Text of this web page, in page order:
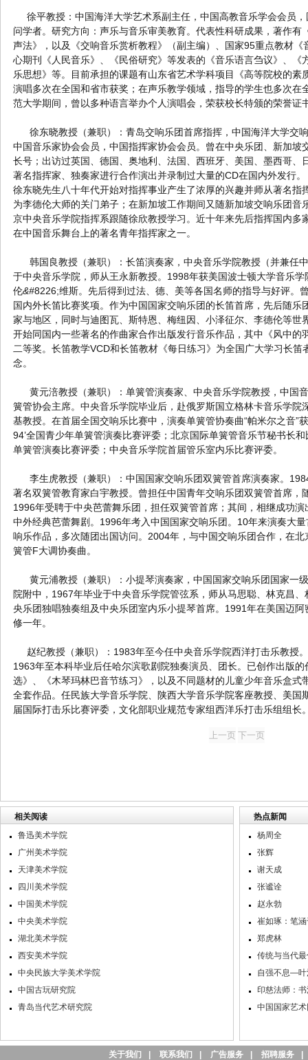
徐平教授：中国海洋大学艺术系副主任，中国高教音乐学会会员
问学者。研究方向：声乐与音乐审美教育。代表性科研成果，著作有
声法》，以及《交响音乐赏析教程》（副主编）、国家95重点教材
心期刊《人民音乐》、《民俗研究》等发表的《音乐语言刍议》、《
乐思想》等。目前承担的课题有山东省艺术学科项目《高等院校的素
演唱多次在全国和省市获奖；在声乐教学领域，指导的学生也多次在
范大学期间，曾以多种语言举办个人演唱会，荣获校长特颁的荣誉证
徐东晓教授（兼职）：青岛交响乐团首席指挥，中国海洋大学交
中国音乐家协会会员，中国指挥家协会会员。曾在中央乐团、新加坡
长号；出访过英国、德国、奥地利、法国、西班牙、美国、墨西哥、
著名指挥家、独奏家进行合作演出并录制过大量的CD在国内外发行。
徐东晓先生八十年代开始对指挥事业产生了浓厚的兴趣并师从著名指
为李德伦大师的关门弟子；在新加坡工作期间又随新加坡交响乐团音
京中央音乐学院指挥系跟随徐欣教授学习。近十年来先后指挥国内多
在中国音乐舞台上的著名青年指挥家之一。
韩国良教授（兼职）：长笛演奏家，中央音乐学院教授（并兼任
于中央音乐学院，师从王永新教授。1998年获美国波士顿大学音乐
伦&#8226;维斯。先后得到过法、德、美等各国名师的指导与好评。
国内外长笛比赛奖项。作为中国国家交响乐团的长笛首席，先后随乐
家与地区，同时与迪图瓦、斯特恩、梅纽因、小泽征尔、李德伦等世
开始同国内一些著名的作曲家合作出版发行音乐作品，其中《风中的
二等奖。长笛教学VCD和长笛教材《每日练习》为全国广大学习长
念。
黄元涪教授（兼职）：单簧管演奏家、中央音乐学院教授，中国
簧管协会主席。中央音乐学院毕业后，赴俄罗斯国立格林卡音乐学院
基教授。在首届全国交响乐比赛中，演奏单簧管协奏曲“帕米尔之音”
94’全国青少年单簧管演奏比赛评委；北京国际单簧管音乐节秘书长
单簧管演奏比赛评委；中央音乐学院首届管乐室内乐比赛评委。
李生虎教授（兼职）：中国国家交响乐团双簧管首席演奏家。
著名双簧管教育家白宇教授。曾担任中国青年交响乐团双簧管首席，
1996年受聘于中央芭蕾舞乐团，担任双簧管首席；其间，相继成功演
中外经典芭蕾舞剧。1996年考入中国国家交响乐团。10年来演奏大
响乐作品，多次随团出国访问。2004年，与中国交响乐团合作，在
簧管F大调协奏曲。
黄元浦教授（兼职）：小提琴演奏家，中国国家交响乐团国家一
院附中，1967年毕业于中央音乐学院管弦系，师从马思聪、林克昌
央乐团独唱独奏组及中央乐团室内乐小提琴首席。1991年在美国迈
修一年。
赵纪教授（兼职）：1983年至今任中央音乐学院西洋打击乐教授
1963年至本科毕业后任哈尔滨歌剧院独奏演员、团长。已创作出版
选》、《木琴玛林巴音节练习》，以及不同题材的儿童少年音乐盒式
全套作品。任民族大学音乐学院、陕西大学音乐学院客座教授、美国
届国际打击乐比赛评委，文化部职业规范专家组西洋乐打击乐组组长
相关阅读
鲁迅美术学院
广州美术学院
天津美术学院
四川美术学院
中国美术学院
中央美术学院
湖北美术学院
西安美术学院
中央民族大学美术学院
中国古玩研究院
青岛当代艺术研究院
热点新闻
杨周全
张辉
谢天成
张谧诠
赵永勃
崔如琢：笔
郑虎林
传统与当代
自强不息—叶
印慈法师：
中国国家艺
关于我们 联系我们 广告服务 招聘服务